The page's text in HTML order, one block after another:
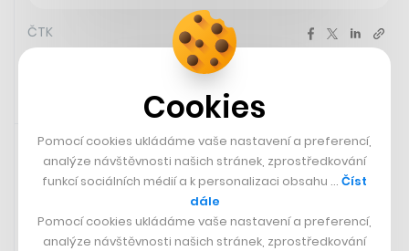
ČTK
Sdíleno přes aplikaci Twitter
Max Verstappen z Red Bullu bude potřetí mistrem světa
formule 1. Titul si zajistil tím, že dojel v sobotu druhý ve
sprintu v rámci Velké ceny Kataru. Třikrát byl mistrem
světa taky třeba Niki Lauda nebo Ayrton Senna.
Cookies
Pomocí cookies ukládáme vaše nastavení a preferencí,
analýze návštěvnosti našich stránek, zprostředkování
funkcí sociálních médií a k personalizaci obsahu … Číst
dále
Pomocí cookies ukládáme vaše nastavení a preferencí,
analýze návštěvnosti našich stránek, zprostředkování